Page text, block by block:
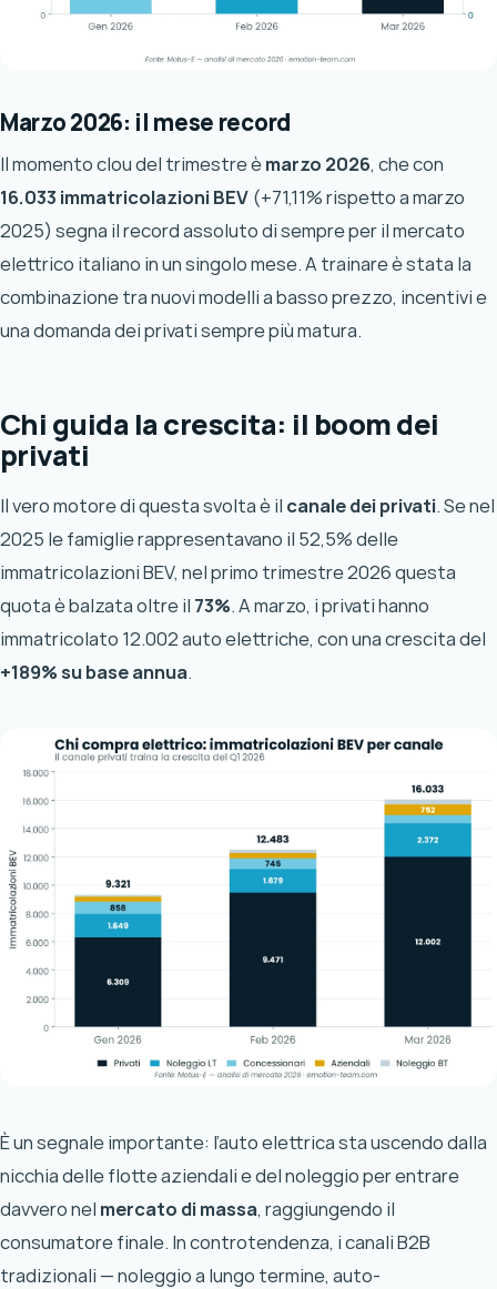
Marzo 2026: il mese record
Il momento clou del trimestre èmarzo 2026, che con
16.033 immatricolazioni BEV (+71,11% rispetto a marzo
2025) segna il record assoluto di sempre per il mercato
elettrico italiano in un singolo mese. A trainare è stata la
combinazione tra nuovi modelli a basso prezzo, incentivi e
una domanda dei privati sempre più matura.
Chi guida la crescita: il boom dei
privati
Il vero motore di questa svolta è il canale dei privati. Se nel
2025 le famiglie rappresentavano il 52,5% delle
immatricolazioni BEV, nel primo trimestre 2026 questa
quota è balzata oltre il 73%. A marzo, i privati hanno
immatricolato 12.002 auto elettriche, con una crescita del
+189% su base annua.
È un segnale importante: l’auto elettrica sta uscendo dalla
nicchia delle flotte aziendali e del noleggio per entrare
davvero nel mercato di massa, raggiungendo il
consumatore finale. In controtendenza, i canali B2B
tradizionali — noleggio a lungo termine, auto-